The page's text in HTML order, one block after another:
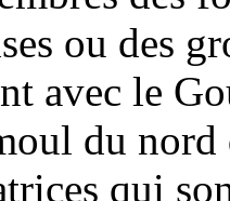
ou des
avec le
du
qui